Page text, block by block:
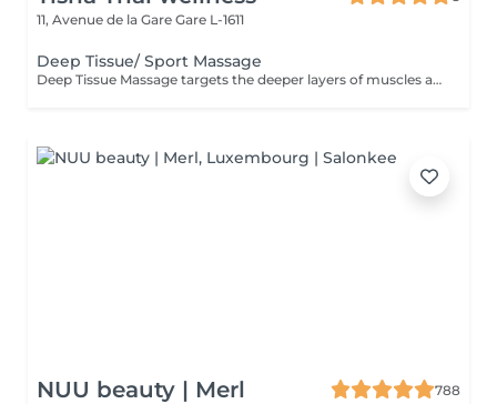
11, Avenue de la Gare Gare L-1611
Deep Tissue/ Sport Massage
Deep Tissue Massage targets the deeper layers of muscles and connective tissue to relieve chronic tension, reduce pain, improve mobility, and support muscle recovery.
NUU beauty | Merl
788